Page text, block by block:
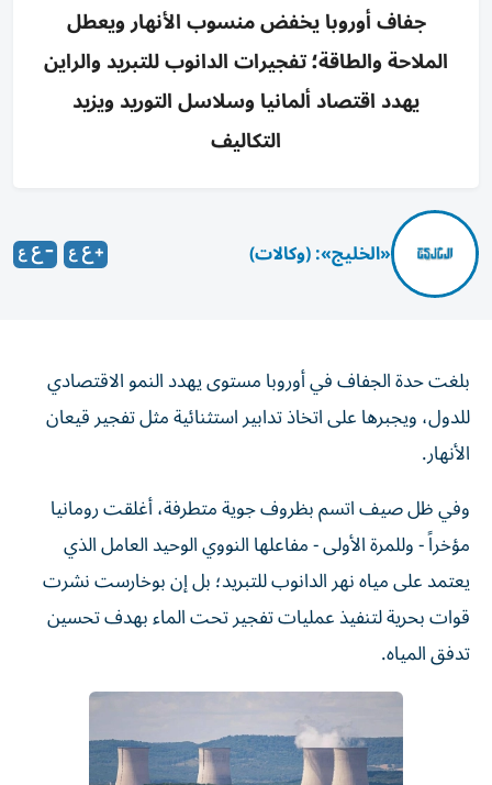
جفاف أوروبا يخفض منسوب الأنهار ويعطل
الملاحة والطاقة؛ تفجيرات الدانوب للتبريد والراين
يهدد اقتصاد ألمانيا وسلاسل التوريد ويزيد
التكاليف
«الخليج»: (وكالات)
بلغت حدة الجفاف في أوروبا مستوى يهدد النمو الاقتصادي
للدول، ويجبرها على اتخاذ تدابير استثنائية مثل تفجير قيعان
الأنهار.
وفي ظل صيف اتسم بظروف جوية متطرفة، أغلقت رومانيا
مؤخراً - وللمرة الأولى - مفاعلها النووي الوحيد العامل الذي
يعتمد على مياه نهر الدانوب للتبريد؛ بل إن بوخارست نشرت
قوات بحرية لتنفيذ عمليات تفجير تحت الماء بهدف تحسين
تدفق المياه.